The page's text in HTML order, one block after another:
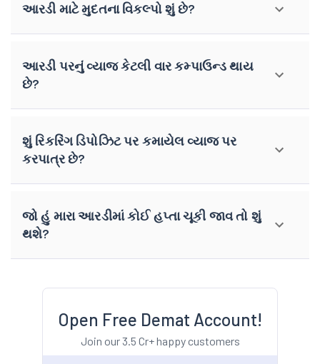
આરડી માટે મુદતના વિકલ્પો શું છે?
આરડી પરનું વ્યાજ કેટલી વાર કમ્પાઉન્ડ થાય
છે?
શું રિકરિંગ ડિપોઝિટ પર કમાયેલ વ્યાજ પર
કરપાત્ર છે?
જો હું મારા આરડીમાં કોઈ હપ્તા ચૂકી જાવ તો શું
થશે?
Open Free Demat Account!
Join our 3.5 Cr+ happy customers